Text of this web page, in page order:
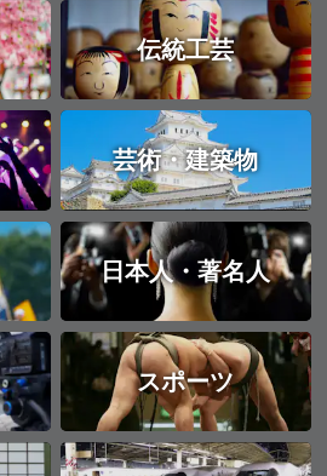
伝統工芸
芸術・建築物
日本人・著名人
スポーツ